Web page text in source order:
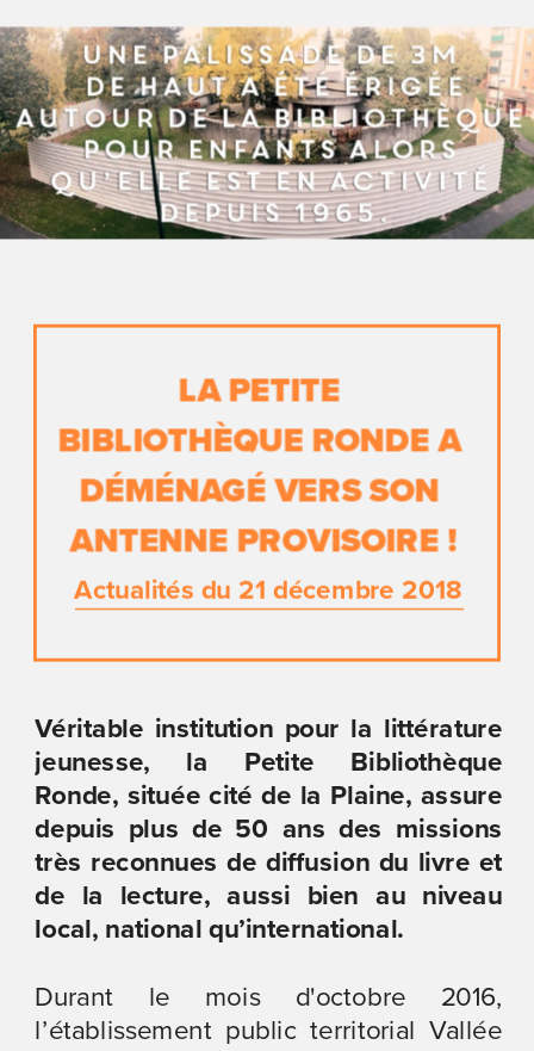
Véritable institution pour la littérature
jeunesse, la Petite Bibliothèque
Ronde, située cité de la Plaine, assure
depuis plus de 50 ans des missions
très reconnues de diffusion du livre et
de la lecture, aussi bien au niveau
local, national qu’international.
Durant le mois d'octobre 2016,
l’établissement public territorial Vallée
LA PETITE
BIBLIOTHÈQUE RONDE A
DÉMÉNAGÉ VERS SON
ANTENNE PROVISOIRE !
Actualités du 21 décembre 2018